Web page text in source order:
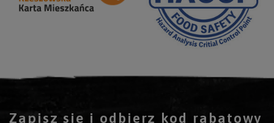
Zapisz się i odbierz kod rabatowy